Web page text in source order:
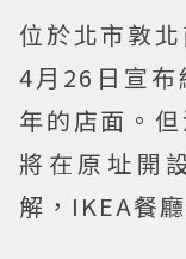
位於北市敦
4月26日宣布
年的店面。
將在原址開
解，IKEA餐